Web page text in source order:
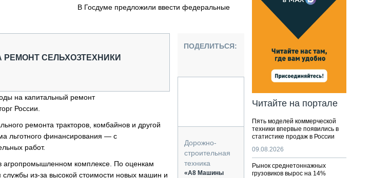
ПОДЪЁМНАЯ ТЕХНИКА
ПАССАЖИРСКИЙ ТРАНСПОРТ
АВТОМАТИЗАЦИЯ И ТЕХНОЛОГИИ
В Госдуме предложили ввести федеральные
СЕЛЬХОЗТЕХНИКИ
на капитальный ремонт
России.
ремонта тракторов, комбайнов и другой
льготного финансирования — с
работ.
агропромышленном комплексе. По оценкам
службы из-за высокой стоимости новых машин и
ПОДЕЛИТЬСЯ:
Дорожно-
строительная
техника
«А8 Машины
Читайте на портале
Пять моделей коммерческой
техники впервые появились в
статистике продаж в России
09.08.2026
Рынок среднетоннажных
грузовиков вырос на 14%